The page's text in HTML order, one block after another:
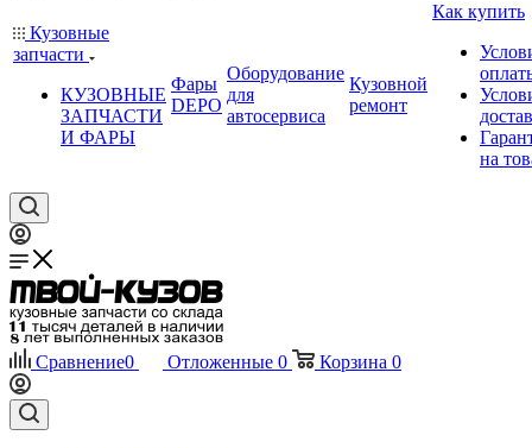
Кузовные
запчасти
КУЗОВНЫЕ
ЗАПЧАСТИ
И ФАРЫ
Фары
DEPO
Оборудование
для
автосервиса
Кузовной
ремонт
Как купить
на
Сравнение0 Отложенные 0 Корзина 0